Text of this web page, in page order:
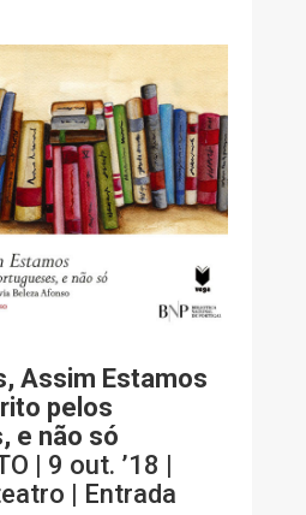
Assim Estamos
pelos
e não só
| 9 out. ’18 |
| Entrada